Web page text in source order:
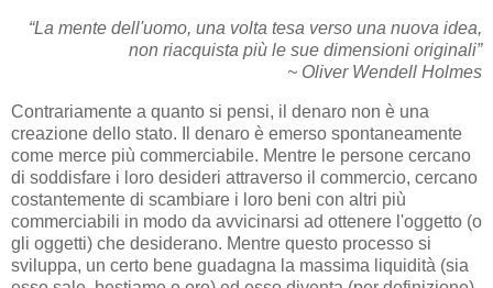
“La mente dell'uomo, una volta tesa verso una nuova idea,
non riacquista più le sue dimensioni originali”
~ Oliver Wendell Holmes
Contrariamente a quanto si pensi, il denaro non è una
creazione dello stato. Il denaro è emerso spontaneamente
come merce più commerciabile. Mentre le persone cercano
di soddisfare i loro desideri attraverso il commercio, cercano
costantemente di scambiare i loro beni con altri più
commerciabili in modo da avvicinarsi ad ottenere l'oggetto (o
gli oggetti) che desiderano. Mentre questo processo si
sviluppa, un certo bene guadagna la massima liquidità (sia